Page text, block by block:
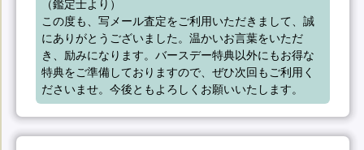
（鑑定士より）
この度も、写メール査定をご利用いただきまして、誠
にありがとうございました。温かいお言葉をいただ
き、励みになります。バースデー特典以外にもお得な
特典をご準備しておりますので、ぜひ次回もご利用く
ださいませ。今後ともよろしくお願いいたします。